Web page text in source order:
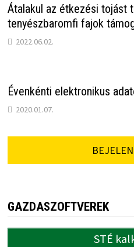
Átalakul az étkezési tojást
tenyészbaromfi fajok
2022.06.02.
Évenkénti elektronikus
2020.01.07.
GAZDASZOFTVEREK
STÉ